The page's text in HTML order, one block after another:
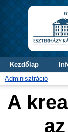
Kezdőlap
Adminisztráció
A